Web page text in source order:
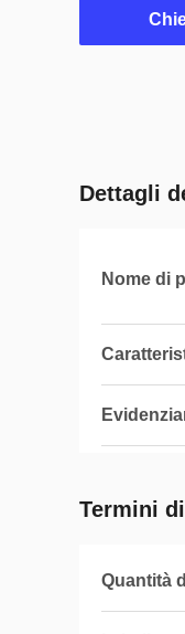
Dettagli
Nome di
Termini
Quantità